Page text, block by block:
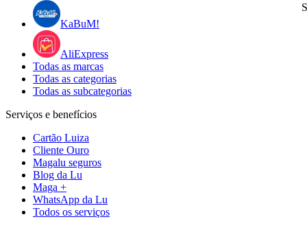
KaBuM!
AliExpress
Todas as marcas
Todas as categorias
Todas as subcategorias
Serviços e benefícios
Cartão Luiza
Cliente Ouro
Magalu seguros
Blog da Lu
Maga +
WhatsApp da Lu
Todos os serviços